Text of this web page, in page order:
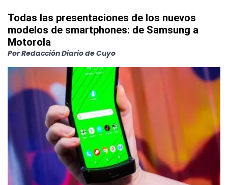
Todas las presentaciones de los nuevos
modelos de smartphones: de Samsung a
Motorola
Por Redacción Diario de Cuyo